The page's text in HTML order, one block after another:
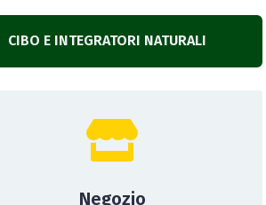
CIBO E INTEGRATORI NATURALI

Negozio